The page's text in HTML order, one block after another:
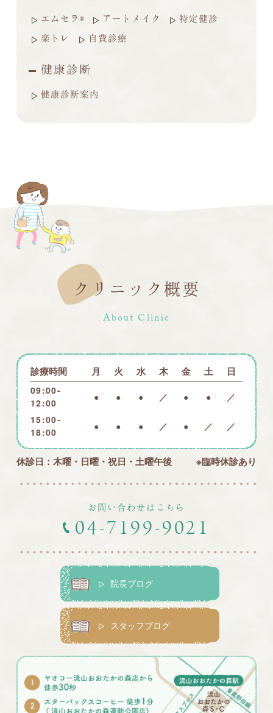
エムセラ® アートメイク
特定健診
楽トレ
自費診療
健康診断
健康診断案内
クリニック概要
About Clinic
診療時間 月 火 水 木 金 土 日
09:00-
12:00
● ● ● ／ ● ●
／
15:00-
18:00
● ● ● ／ ● ／ ／
休診日：木曜・日曜・祝日・土曜午後 ※臨時休診あり
お問い合わせはこちら
04-7199-9021
院長ブログ
スタッフブログ